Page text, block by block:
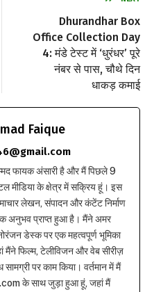
Dhurandhar Box
Office Collection Day
4: मंडे टेस्ट में ‘धुरंधर’ पूरे
नंबर से पास, चौथे दिन
धाकड़ कमाई
Faique
फायक अंसारी है और मैं पिछले 9
मीडिया के क्षेत्र में सक्रिय हूं। इस
लेखन, संपादन और कंटेंट निर्माण
अनुभव प्राप्त हुआ है। मैंने अमर
डेस्क पर एक महत्वपूर्ण भूमिका
मैंने फिल्म, टेलीविजन और वेब सीरीज़
सामग्री पर काम किया। वर्तमान में मैं
के साथ जुड़ा हुआ हूं, जहां मैं